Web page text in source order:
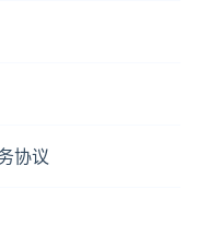
协议